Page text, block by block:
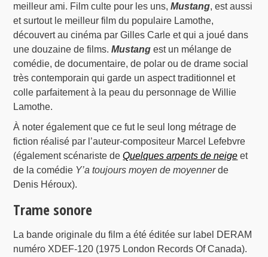
meilleur ami. Film culte pour les uns,Mustang, est aussi
et surtout le meilleur film du populaire Lamothe,
découvert au cinéma par Gilles Carle et qui a joué dans
une douzaine de films.Mustang est un mélange de
comédie, de documentaire, de polar ou de drame social
très contemporain qui garde un aspect traditionnel et
colle parfaitement à la peau du personnage de Willie
Lamothe.
À noter également que ce fut le seul long métrage de
fiction réalisé par l’auteur-compositeur Marcel Lefebvre
(également scénariste deQuelques arpents de neige et
de la comédie Y’a toujours moyen de moyennerde
Denis Héroux).
Trame sonore
La bande originale du film a été éditée sur label DERAM
numéro XDEF-120 (1975 London Records Of Canada).